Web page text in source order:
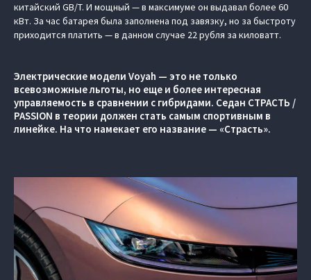
китайский GB/T. И мощный — в максимуме он выдавал более 60
кВт. За час батарея была заполнена под завязку, но за быстроту
приходится платить — в данном случае 22 рубля за киловатт.
Электрические модели Voyah — это не только
всевозможные льготы, но еще и более интересная
управляемость в сравнении с гибридами. Седан СТРАСТЬ /
PASSION в теории должен стать самым спортивным в
линейке. На что намекает его название — «Страсть».